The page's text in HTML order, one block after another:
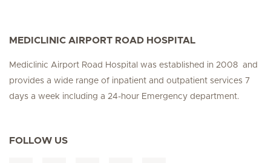
MEDICLINIC AIRPORT ROAD HOSPITAL
Mediclinic Airport Road Hospital was established in 2008 and
provides a wide range of inpatient and outpatient services 7
days a week including a 24-hour Emergency department.
FOLLOW US